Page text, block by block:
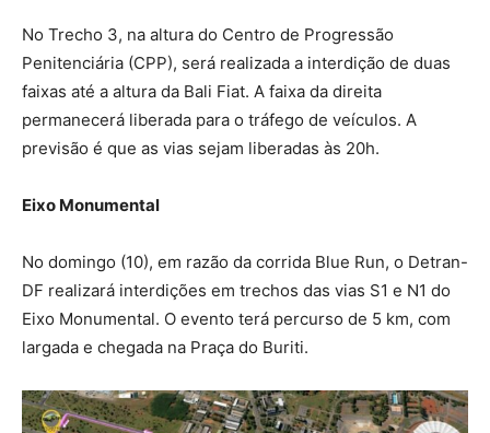
No Trecho 3, na altura do Centro de Progressão
Penitenciária (CPP), será realizada a interdição de duas
faixas até a altura da Bali Fiat. A faixa da direita
permanecerá liberada para o tráfego de veículos. A
previsão é que as vias sejam liberadas às 20h.
Eixo Monumental
No domingo (10), em razão da corrida Blue Run, o Detran-
DF realizará interdições em trechos das vias S1 e N1 do
Eixo Monumental. O evento terá percurso de 5 km, com
largada e chegada na Praça do Buriti.